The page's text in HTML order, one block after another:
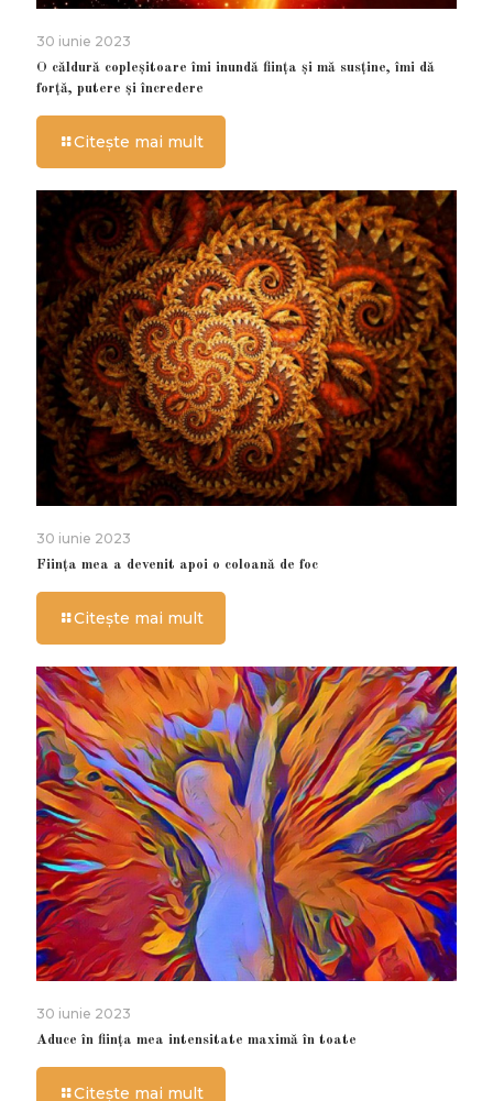
30 iunie 2023
O căldură copleșitoare îmi inundă ființa și mă susține, îmi dă
forță, putere și încredere
Citește mai mult
30 iunie 2023
Ființa mea a devenit apoi o coloană de foc
Citește mai mult
30 iunie 2023
Aduce în ființa mea intensitate maximă în toate
Citește mai mult